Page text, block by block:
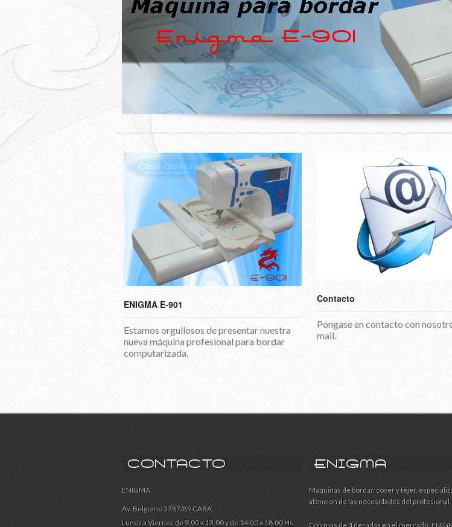
ENIGMA E-901
Estamos orgullosos de presentar nuestra
nueva máquina profesional para bordar
computarizada.
Contacto
Pongase en contacto con
mail.
CONTACTO
ENIGMA
Av. Belgrano 3787/89 CABA.
Lunes a Viernes de 9.00 a 13.00 y de 14.00 a 18.00 Hs.
ENIGMA
Maquinas de bordar, coser y tejer,
atencion de las necesidades del profesional.
Con mas de 4 decadas en el mercado,